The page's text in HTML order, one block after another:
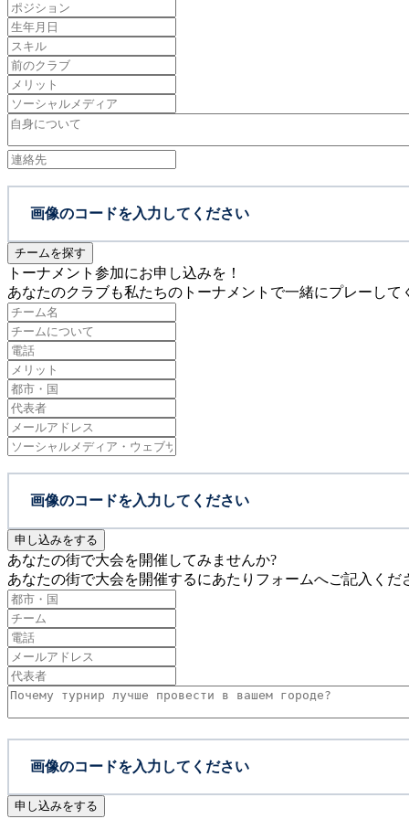
チームを探す
トーナメント参加にお申し込みを！
あなたのクラブも私たちのトーナメントで一緒にプレーして
申し込みをする
あなたの街で大会を開催してみませんか?
あなたの街で大会を開催するにあたりフォームへご記入くだ
申し込みをする